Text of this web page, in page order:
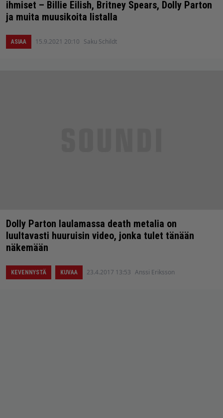
ihmiset – Billie Eilish, Britney Spears, Dolly Parton
ja muita muusikoita listalla
ASIAA 15.9.2021 20:10 Saku Schildt
Dolly Parton laulamassa death metalia on
luultavasti huuruisin video, jonka tulet tänään
näkemään
KEVENNYSTÄ KUVAA 23.4.2017 13:53 Anssi Eriksson